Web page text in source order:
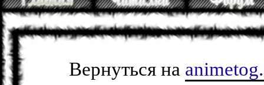
Вернуться на